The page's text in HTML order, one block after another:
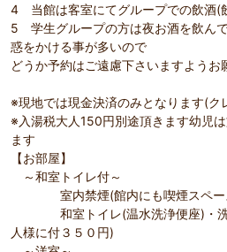
4 当館は客室にてグループでの飲酒(
5 学生グループの方は夜お酒を飲ん
惑をかける事が多いので
どうか予約はご遠慮下さいますよう
※現地では現金決済のみとなります(ク
※入湯税大人150円別途頂きます幼児
ます
【お部屋】
～和室トイレ付～
室内禁煙(館内にも喫煙スペー
和室トイレ(温水洗浄便座)・洗
人様に付３５０円)